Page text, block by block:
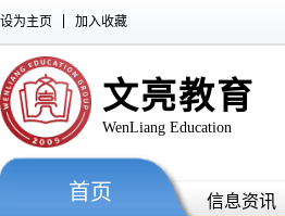
设为主页 加入收藏
文亮教育
WenLiang Education
首页 信息资讯